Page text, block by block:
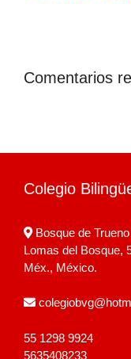
Comentarios
Colegio
Bosque de
Lomas del Bosque,
Méx., México.
55 1298 9924
5635408233